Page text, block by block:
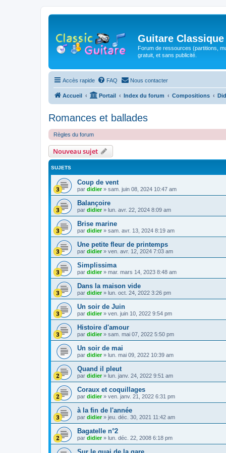
Guitare Classique
Forum de ressources (partitions,
gratuit, et sans publicité.
Accès rapide FAQ Nous contacter
Accueil Portail Index du forum Compositions
Romances et ballades
Règles du forum
Nouveau sujet
SUJETS
Coup de vent
par didier» sam. juin 08, 2024 10:47 am
Balançoire
par didier» lun. avr. 22, 2024 8:09 am
Brise marine
par didier» sam. avr. 13, 2024 8:19 am
Une petite fleur de printemps
par didier» ven. avr. 12, 2024 7:03 am
Simplissima
par didier» mar. mars 14, 2023 8:48 am
Dans la maison vide
par didier» lun. oct. 24, 2022 3:26 pm
Un soir de Juin
par didier» ven. juin 10, 2022 9:54 pm
Histoire d'amour
par didier» sam. mai 07, 2022 5:50 pm
Un soir de mai
par didier» lun. mai 09, 2022 10:39 am
Quand il pleut
par didier» lun. janv. 24, 2022 9:51 am
Coraux et coquillages
par didier» ven. janv. 21, 2022 6:31 pm
à la fin de l'année
par didier» jeu. déc. 30, 2021 11:42 am
Bagatelle n°2
par didier» lun. déc. 22, 2008 6:18 pm